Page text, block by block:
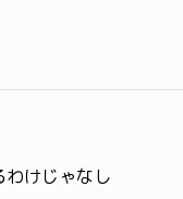
けじゃなし